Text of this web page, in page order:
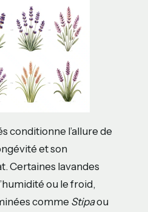
conditionne l’allure de
et son
Certaines lavandes
ou le froid,
comme Stipaou